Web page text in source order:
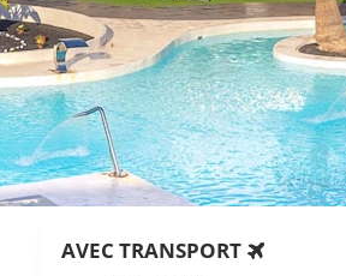
AVEC TRANSPORT